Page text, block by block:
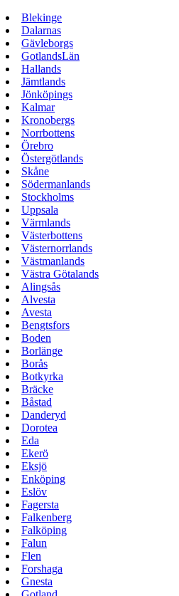
Blekinge
Dalarnas
Gävleborgs
GotlandsLän
Hallands
Jämtlands
Jönköpings
Kalmar
Kronobergs
Norrbottens
Örebro
Östergötlands
Skåne
Södermanlands
Stockholms
Uppsala
Värmlands
Västerbottens
Västernorrlands
Västmanlands
Västra Götalands
Alingsås
Alvesta
Avesta
Bengtsfors
Boden
Borlänge
Borås
Botkyrka
Bräcke
Båstad
Danderyd
Dorotea
Eda
Ekerö
Eksjö
Enköping
Eslöv
Fagersta
Falkenberg
Falköping
Falun
Flen
Forshaga
Gnesta